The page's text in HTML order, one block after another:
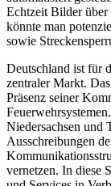
Echtzeit Bilder über
könnte man
sowie
Deutschland ist für
zentraler Markt.
Präsenz seiner
Niedersachsen und
Ausschreibungen
vernetzen. In diese